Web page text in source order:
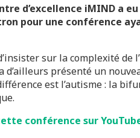
d’excellence iMIND a
pour une conférence
sur la complexité de
d’ailleurs présenté un
est l’autisme : la
conférence sur